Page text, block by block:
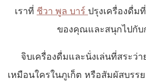
เราที่ ชีวา พูล บาร์ ปรุงเครื่องดื่
ของคุณและสนุกไปกับ
จิบเครื่องดื่มและนั่งเล่นที่สระว่
เหมือนใครในภูเก็ต หรือสัมผัสบรร